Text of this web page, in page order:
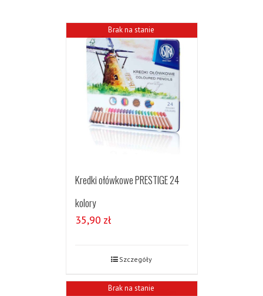
Brak na stanie
Kredki ołówkowe PRESTIGE 24
kolory
35,90 zł
Szczegóły
Brak na stanie